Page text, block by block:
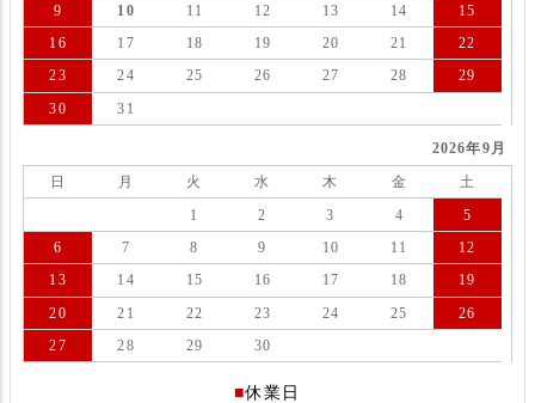
9
10 11 12 13 14
15
16
17 18 19 20 21
22
23
24 25 26 27 28
29
30
31
2026年9月
日 月 火 水 木 金
土
1
2 3 4
5
6
7 8 9 10 11
12
13
14 15 16 17 18
19
20
21 22 23 24 25
26
27
28 29 30
■休業日